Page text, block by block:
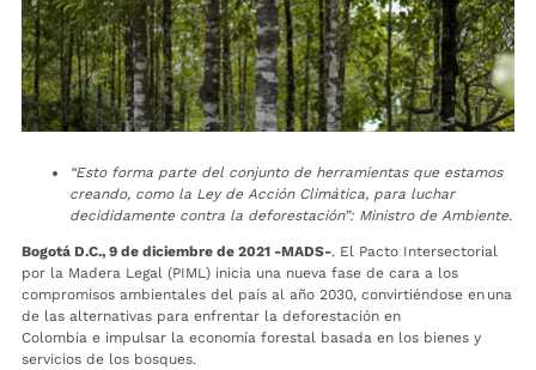
“Esto forma parte del conjunto de herramientas que estamos
creando, como la Ley de Acción Climática, para luchar
decididamente contra la deforestación”: Ministro de Ambiente.
Bogotá D.C., 9 de diciembre de 2021 -MADS-. El Pacto Intersectorial
por la Madera Legal (PIML) inicia una nueva fase de cara a los
compromisos ambientales del país al año 2030, convirtiéndose en una
de las alternativas para enfrentar la deforestación en
Colombia e impulsar la economía forestal basada en los bienes y
servicios de los bosques.